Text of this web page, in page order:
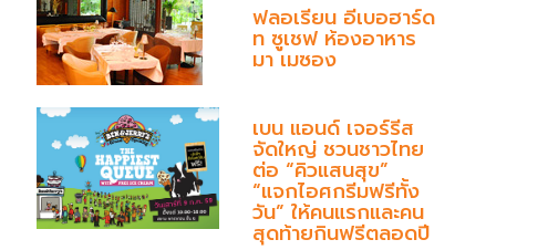
ฟลอเรียน อีเบอฮาร์ด
ท ซูเชฟ ห้องอาหาร
มา เมซอง
เบน แอนด์ เจอร์รีส
จัดใหญ่ ชวนชาวไทย
ต่อ “คิวแสนสุข”
“แจกไอศกรีมฟรีทั้ง
วัน” ให้คนแรกและคน
สุดท้ายกินฟรีตลอดปี